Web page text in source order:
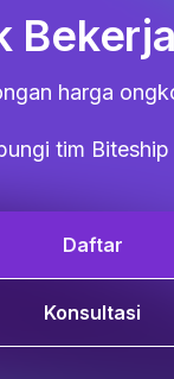
harga
tim
Daftar
Konsultasi